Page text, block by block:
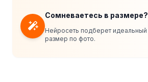
Сомневаетесь в размере?
Нейросеть подберет идеальный
размер по фото.